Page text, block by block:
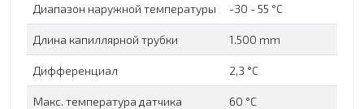
Диапазон наружной температуры -30 - 55 °C
Длина капиллярной трубки 1.500 mm
Дифференциал 2,3 °C
Макс. температура датчика 60 °C